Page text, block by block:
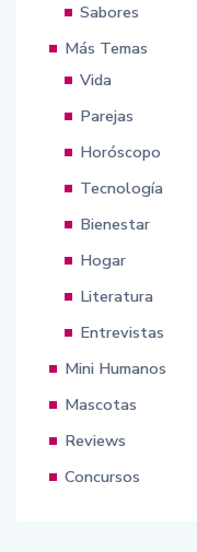
Sabores
Más Temas
Vida
Parejas
Horóscopo
Tecnología
Bienestar
Hogar
Literatura
Entrevistas
Mini Humanos
Mascotas
Reviews
Concursos